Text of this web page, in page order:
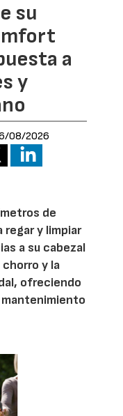
su
a
y
08/2026
de
regar y limpiar
a su cabezal
y la
ofreciendo